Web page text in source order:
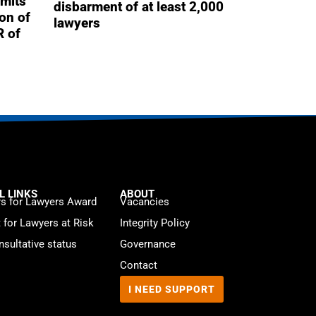
of
of
disbarment of at least 2,000
lawyers
LINKS
for Lawyers Award
Lawyers at Risk
status
ABOUT
Vacancies
Integrity Policy
Governance
Contact
I NEED SUPPORT